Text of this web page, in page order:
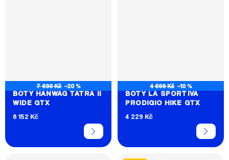
7 690 Kč –20 %
BOTY HANWAG TATRA II
WIDE GTX
6 152 Kč
4 699 Kč –10 %
BOTY LA SPORTIVA
PRODIGIO HIKE GTX
4 229 Kč